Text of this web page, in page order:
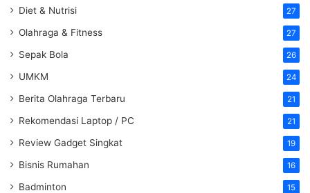
Diet & Nutrisi 27
Olahraga & Fitness 27
Sepak Bola 26
UMKM 24
Berita Olahraga Terbaru 21
Rekomendasi Laptop / PC 21
Review Gadget Singkat 19
Bisnis Rumahan 16
Badminton 15